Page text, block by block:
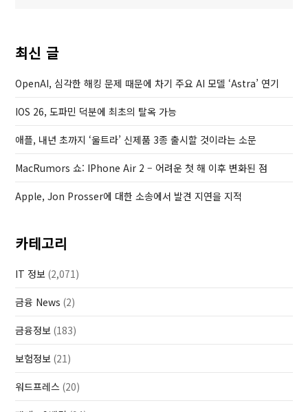
s
P
o
s
최신 글
OpenAI, 심각한 해킹 문제 때문에 차기 주요 AI 모델 ‘Astra’ 연기
IOS 26, 도파민 덕분에 최초의 탈옥 가능
애플, 내년 초까지 ‘울트라’ 신제품 3종 출시할 것이라는 소문
MacRumors 쇼: IPhone Air 2 – 어려운 첫 해 이후 변화된 점
Apple, Jon Prosser에 대한 소송에서 발견 지연을 지적
카테고리
IT 정보 (2,071)
금융 News (2)
금융정보 (183)
보험정보 (21)
워드프레스 (20)